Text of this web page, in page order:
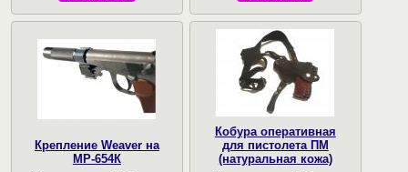
Крепление Weaver на
МР-654К
Кобура оперативная
для пистолета ПМ
(натуральная кожа)